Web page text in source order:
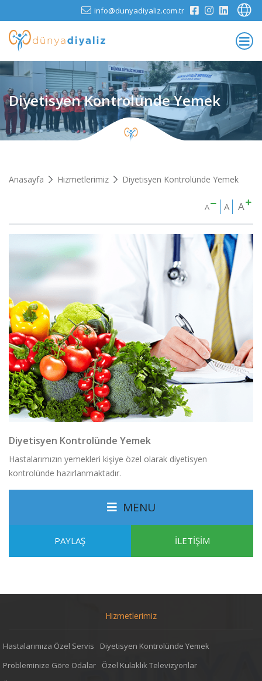
info@dunyadiyaliz.com.tr
Diyetisyen Kontrolünde Yemek
Anasayfa Hizmetlerimiz Diyetisyen Kontrolünde Yemek
A A A
Diyetisyen Kontrolünde Yemek
Hastalarımızın yemekleri kişiye özel olarak diyetisyen
kontrolünde hazırlanmaktadır.
MENU
PAYLAŞ İLETİŞİM
Hizmetlerimiz
Hastalarımıza Özel Servis
Diyetisyen Kontrolünde Yemek
Probleminize Göre Odalar
Özel Kulaklık Televizyonlar